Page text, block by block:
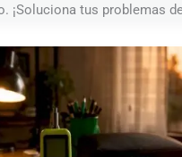
¡Soluciona tus problemas